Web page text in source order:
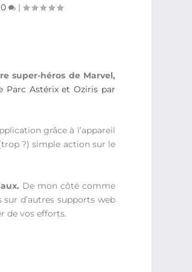
0 |
super-héros de Marvel,
Parc Astérix et Oziris par
grâce à l’appareil
?) simple action sur le
De mon côté comme
d’autres supports web
de vos efforts.